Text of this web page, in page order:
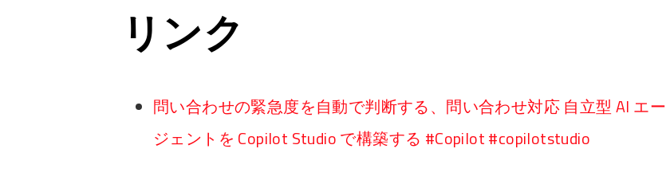
リンク
問い合わせの緊急度を自動で判断する、問い合わせ対応 自立型 AI エー
ジェントを Copilot Studio で構築する #Copilot #copilotstudio